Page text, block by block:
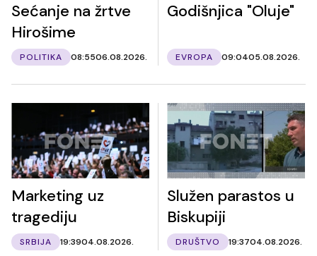
Sećanje na žrtve
Hirošime
POLITIKA 08:5506.08.2026.
Godišnjica "Oluje"
EVROPA 09:0405.08.2026.
Marketing uz
tragediju
SRBIJA 19:3904.08.2026.
Služen parastos u
Biskupiji
DRUŠTVO 19:3704.08.2026.